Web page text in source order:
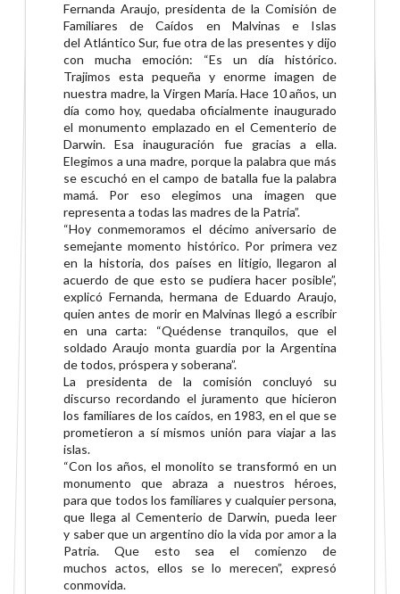
Fernanda Araujo, presidenta de la Comisión de
Familiares de Caídos en Malvinas e Islas
del Atlántico Sur, fue otra de las presentes y dijo
con mucha emoción: “Es un día histórico.
Trajimos esta pequeña y enorme imagen de
nuestra madre, la Virgen María. Hace 10 años, un
día comohoy, quedaba oficialmente inaugurado
el monumento emplazado en el Cementerio de
Darwin. Esainauguración fue gracias a ella.
Elegimos a una madre, porque la palabra que más
se escuchó en elcampo de batalla fue la palabra
mamá. Por eso elegimos una imagen que
representa a todas las madres de la Patria”.
“Hoy conmemoramos el décimo aniversario de
semejante momento histórico. Por primera vez
en la historia, dos países en litigio, llegaron al
acuerdo de que esto se pudiera hacer posible”,
explicó Fernanda, hermana de Eduardo Araujo,
quien antes de morir en Malvinas llegó a escribir
en una carta: “Quédense tranquilos, que el
soldado Araujo monta guardia por la Argentina
de todos, próspera y soberana”.
La presidenta de la comisión concluyó su
discurso recordando el juramento que hicieron
los familiares de los caídos, en 1983, en el que se
prometieron a sí mismos unión para viajar a las
islas.
“Con los años, el monolito se transformó en un
monumento que abraza a nuestros héroes,
paraque todos los familiares y cualquier persona,
que llega al Cementerio de Darwin, pueda leer
y saber que un argentino dio la vida por amor a la
Patria. Que esto sea el comienzo de
muchos actos, ellos se lo merecen”, expresó
conmovida.